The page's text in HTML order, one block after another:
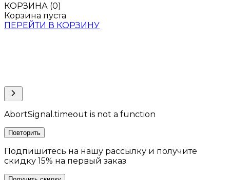
КОРЗИНА (0)
Корзина пуста
ПЕРЕЙТИ В КОРЗИНУ
AbortSignal.timeout is not a function
Повторить
Подпишитесь на нашу рассылку и получите
скидку 15% на первый заказ